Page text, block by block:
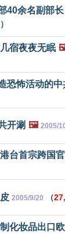
40余名副部
宿夜夜无眠
恐怖活动的
开涮 🖼️ 2005/
台首宗跨国
2005/9/20 （
化妆品出口